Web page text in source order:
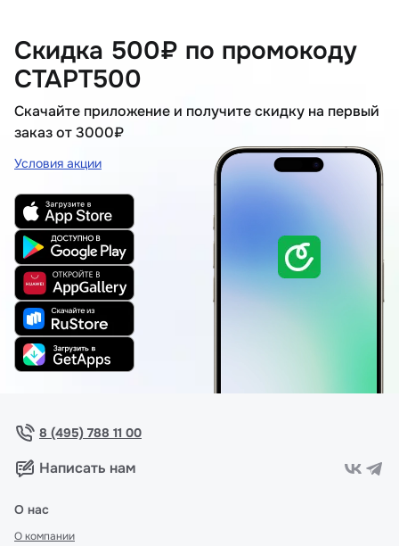
Скидка 500₽ по промокоду
СТАРТ500
Скачайте приложение и получите скидку на первый
заказ от 3000₽
Условия акции
8 (495) 788 11 00
Написать нам
О нас
О компании